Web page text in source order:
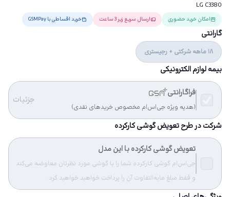
LG C3380
امکان خرید حضوری ارسال سریع زیر 3 ساعت خرید اقساطی با GSMPay
گارانتی
18 ماهه شرکتی + رجیستری
بیمه لوازم الکترونیکی
فراگارانتی
(هدیه ویژه جی‌اس‌ام مخصوص خریدهای نقدی)
جزئیات
شرکت در طرح تعویض گوشی کارکرده
تعویض گوشی کارکرده با این مدل
جی‌اس‌ام گوشی کارکرده شما را با گوشی مورد نظرتان معاوضه می‌کند
و فقط مبلغ مابه‌التفاوت آن را پرداخت خواهید خواهید کرد.